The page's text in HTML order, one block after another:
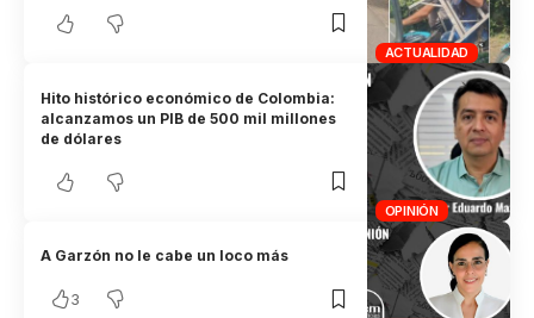
ACTUALIDAD
OPINIÓN
Hito histórico económico de Colombia:
alcanzamos un PIB de 500 mil millones
de dólares
A Garzón no le cabe un loco más
3